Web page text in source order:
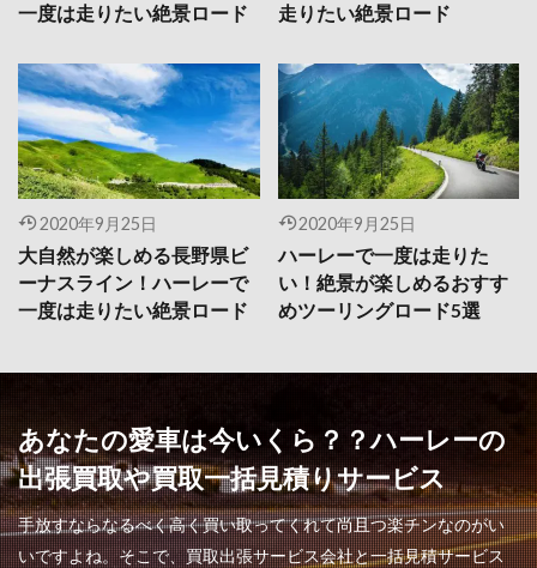
一度は走りたい絶景ロード
走りたい絶景ロード
2020年9月25日
大自然が楽しめる長野県ビ
ーナスライン！ハーレーで
一度は走りたい絶景ロード
2020年9月25日
ハーレーで一度は走りた
い！絶景が楽しめるおすす
めツーリングロード5選
あなたの愛車は今いくら？？ハーレーの
出張買取や買取一括見積りサービス
手放すならなるべく高く買い取ってくれて尚且つ楽チンなのがい
いですよね。そこで、買取出張サービス会社と一括見積サービス